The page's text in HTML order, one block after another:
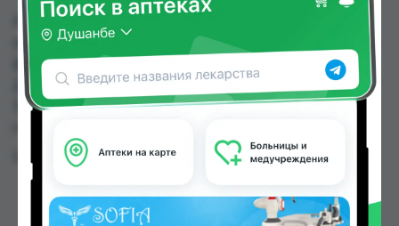
АМЛОКОР-А ТАБ №30 можно купить или
заказать в аптеках, Аптека Нур (Nur), Арча, Доро
фарм, Доро фарм 82, Дорухона Зубайда,
Дорухона Имтиёз, Дорухона Махсус по цене от
37.84 TJS до 80.00 TJS в Душанбе и других
Цена: от37.84 TJS